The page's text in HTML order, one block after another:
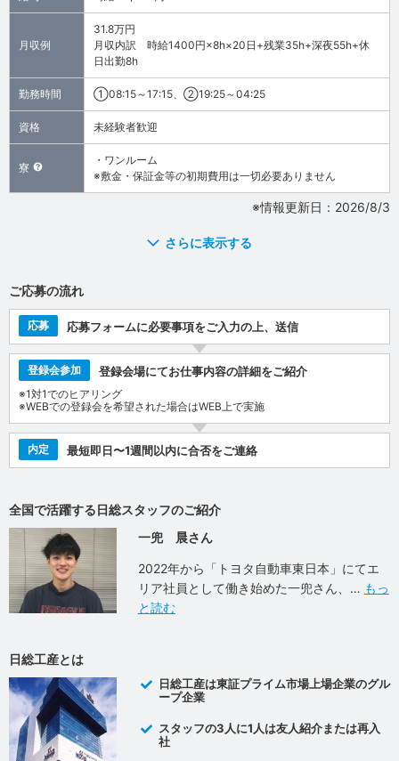
月収例
31.8万円
月収内訳 時給1400円×8h×20日+残業35h+深夜55h+休
日出勤8h
勤務時間 ①08:15～17:15、②19:25～04:25
資格 未経験者歓迎
寮
・ワンルーム
※敷金・保証金等の初期費用は一切必要ありません
※情報更新日：2026/8/3
さらに表示する
ご応募の流れ
応募 応募フォームに必要事項をご入力の上、送信
登録会参加 登録会場にてお仕事内容の詳細をご紹介
※1対1でのヒアリング
※WEBでの登録会を希望された場合はWEB上で実施
内定 最短即日〜1週間以内に合否をご連絡
全国で活躍する日総スタッフのご紹介
一兜 晨さん
2022年から「トヨタ自動車東日本」にてエ
リア社員として働き始めた一兜さん、
もっ
と読む
日総工産とは
日総工産は東証プライム市場上場企業のグル
ープ企業
スタッフの3人に1人は友人紹介または再入
社